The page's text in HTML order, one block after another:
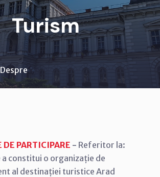
Turism
Despre
PARTICIPARE - Referitor la:
constitui o organizație de
al destinației turistice Arad